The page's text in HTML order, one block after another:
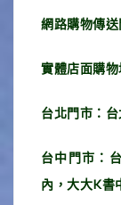
網路購物傳送
實體店面購物
台北門市：
台中門市：
內，大大K書